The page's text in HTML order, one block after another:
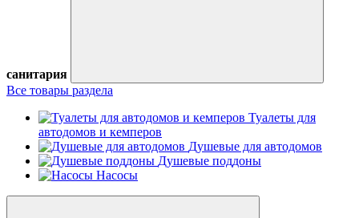
санитария
Все товары раздела
Туалеты для
автодомов и кемперов
Душевые для автодомов
Душевые поддоны
Насосы